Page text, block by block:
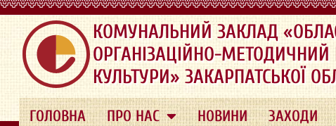
.
КОМУНАЛЬНИЙ ЗАКЛАД
ОРГАНІЗАЦІЙНО-МЕТОДИЧНИЙ
КУЛЬТУРИ» ЗАКАРПАТСЬКОЇ
ГОЛОВНА ПРО НАС НОВИНИ ЗАХОДИ